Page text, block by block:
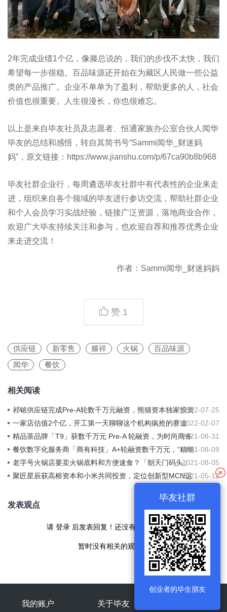
2年完成业绩1个亿，像滕总说的，我们的步伐不太快，我们
希望每一步很稳。百品味源还开始在为藏区人民做一些公益
类的产品推广。企业不单单为了盈利，帮助更多的人，社会
价值也很重要。人生很漫长，你也很难忘。
以上是来自毕友社员及志愿者、恒通家族办公室合伙人闻华
毕友的总结和感悟，转自其简书号“Sammi闻华_财迷妈
妈”，原文链接：https://www.jianshu.com/p/67ca90b8b968
毕友社群企业行，每周遴选毕友社群中有代表性的企业来走
进，组织来自各个领域的毕友进行参访交流，帮助社群企业
和个人会员学习实战经验，链接广泛资源，落地商业合作，
欢迎广大毕友持续关注和参与，也欢迎自荐和推荐优秀企业
来走进交流！
作者：Sammi闻华_财迷妈妈
赞 1
供应链 新零售 滕祥 火锅
百品味源
闻华
餐饮
相关阅读
祁铭供应链完成Pre-A轮数千万元融资，熊猫资本独家投资2022-07-25
一家店估值2个亿，开工第一天聊聊这个机构疯抢的赛道2022-02-07
精品茶品牌「T9」获数千万元 Pre-A 轮融资，为时尚商务
人士提供社交空间和茶叶零售
2021-08-31
餐饮数字化服务商「商有科技」A+轮融资数千万元，“精细
化运营”构建私域流量池
2021-08-09
老字号火锅店要卖火锅底料和方便速食？「朝天门码头」
完成近亿元Pre-A轮融资
2021-08-05
聚匠星辰获高榕资本和小米共同投资，定位创新型MCN运2021-05-12
发表观点
请 登录 后发表回复！还没有帐号现在注册
暂时没有相关的观点！
我的账户 关于毕友
毕友社群
创业者的毕生朋友